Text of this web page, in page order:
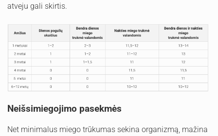
atveju gali skirtis.
Neišsimiegojimo pasekmės
Net minimalus miego trūkumas sekina organizmą, mažina